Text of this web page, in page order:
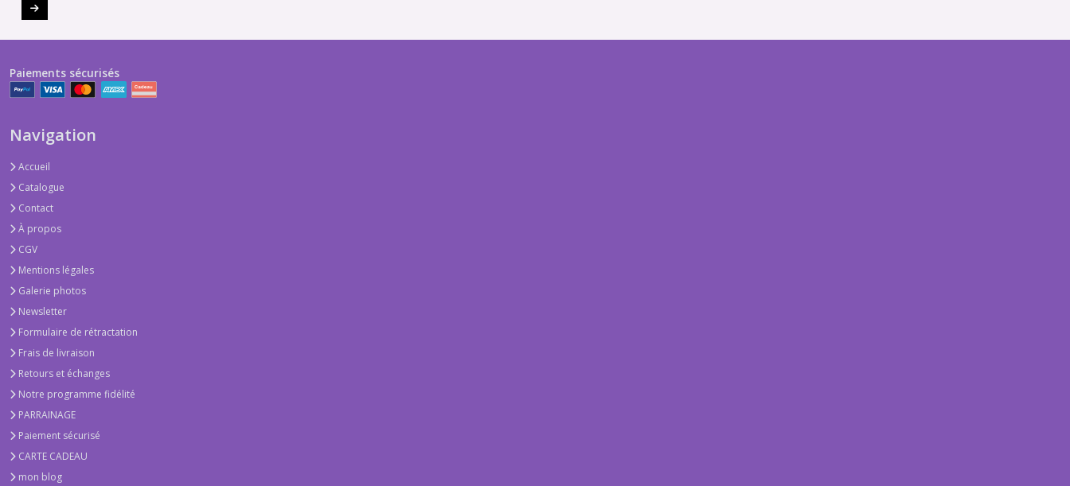
Paiements sécurisés
Navigation
Accueil
Catalogue
Contact
À propos
CGV
Mentions légales
Galerie photos
Newsletter
Formulaire de rétractation
Frais de livraison
Retours et échanges
Notre programme fidélité
PARRAINAGE
Paiement sécurisé
CARTE CADEAU
mon blog